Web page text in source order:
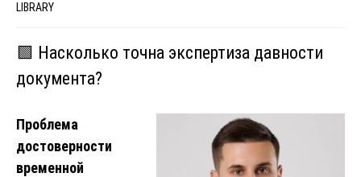
LIBRARY
🟩 Насколько точна экспертиза давности
документа?
Проблема
достоверности
временной